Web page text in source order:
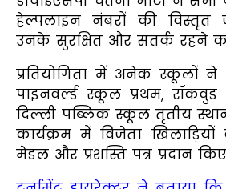
हेल्पलाइन नंबरों की विस्तृत
उनके सुरक्षित और सतर्क रहने
प्रतियोगिता में अनेक स्कूलों ने
पाइनवर्ल्ड स्कूल प्रथम,
दिल्ली पब्लिक स्कूल तृतीय
कार्यक्रम में विजेता खिलाड़ियों
मेडल और प्रशस्ति पत्र प्रदान